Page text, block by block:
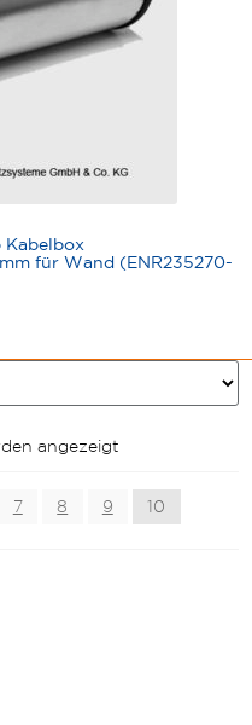
Kabelbox
für Wand (ENR235270-
angezeigt
7 8 9 10